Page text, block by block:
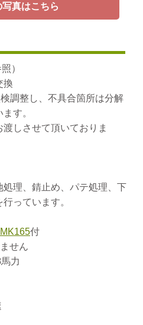
真はこちら
）
換
調整し、不具合箇所は分解
す。
渡しさせて頂いておりま
処理、錆止め、パテ処理、下
っています。
付
せん
力